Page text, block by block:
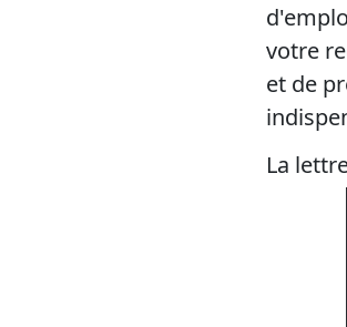
votre
et de
La